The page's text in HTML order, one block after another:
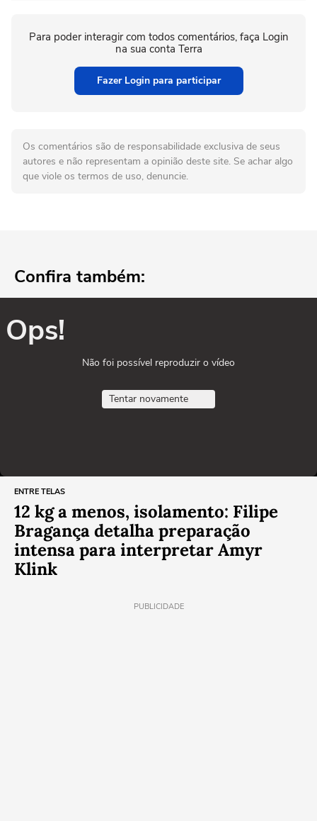
Para poder interagir com todos comentários, faça Login
na sua conta Terra
Fazer Login para participar
Os comentários são de responsabilidade exclusiva de seus
autores e não representam a opinião deste site. Se achar algo
que viole os termos de uso, denuncie.
Confira também:
Ops!
Não foi possível reproduzir o vídeo
Tentar novamente
ENTRE TELAS
12 kg a menos, isolamento: Filipe
Bragança detalha preparação
intensa para interpretar Amyr
Klink
PUBLICIDADE